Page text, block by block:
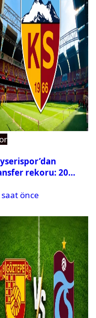
rekoru: 20
önce